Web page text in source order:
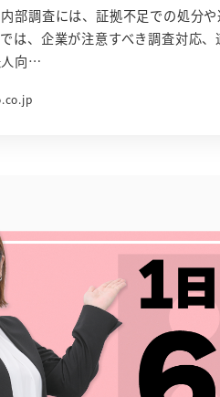
部調査には、証拠不足での処分
は、企業が注意すべき調査対応
人向…